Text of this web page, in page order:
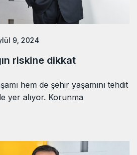
9, 2024
riskine dikkat
hem de şehir yaşamını tehdit
yer alıyor. Korunma